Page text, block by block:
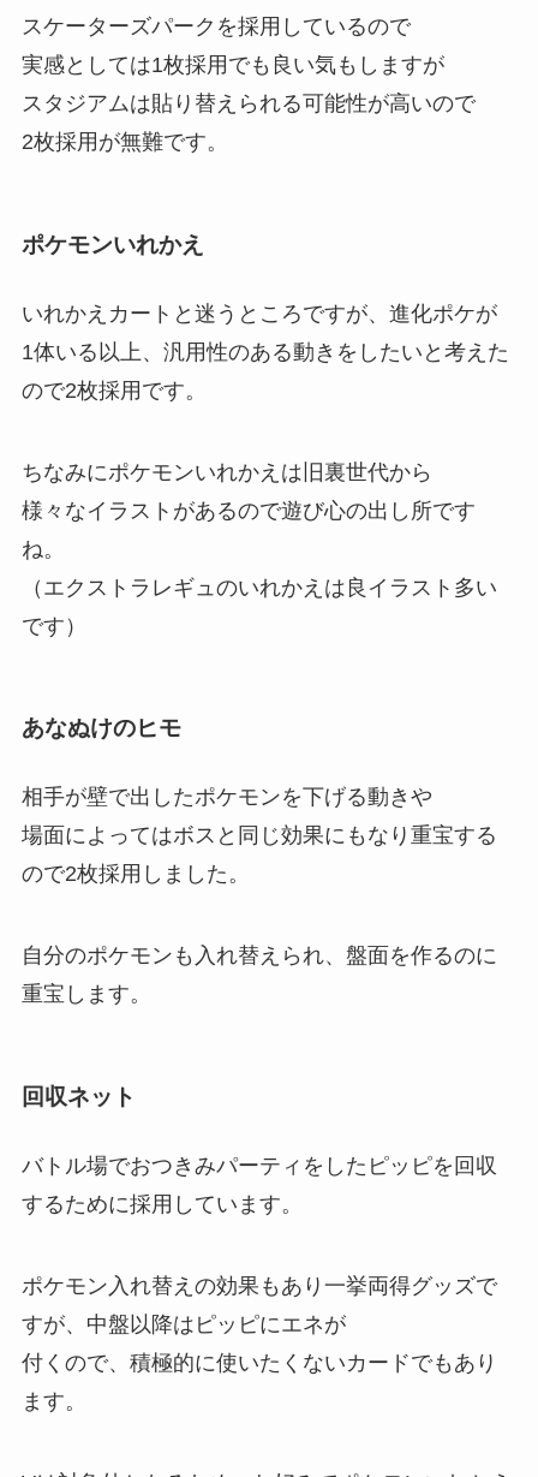
スケーターズパークを採用しているので
実感としては1枚採用でも良い気もしますが
スタジアムは貼り替えられる可能性が高いので
2枚採用が無難です。
ポケモンいれかえ
いれかえカートと迷うところですが、進化ポケが
1体いる以上、汎用性のある動きをしたいと考えた
ので2枚採用です。
ちなみにポケモンいれかえは旧裏世代から
様々なイラストがあるので遊び心の出し所です
ね。
（エクストラレギュのいれかえは良イラスト多い
です）
あなぬけのヒモ
相手が壁で出したポケモンを下げる動きや
場面によってはボスと同じ効果にもなり重宝する
ので2枚採用しました。
自分のポケモンも入れ替えられ、盤面を作るのに
重宝します。
回収ネット
バトル場でおつきみパーティをしたピッピを回収
するために採用しています。
ポケモン入れ替えの効果もあり一挙両得グッズで
すが、中盤以降はピッピにエネが
付くので、積極的に使いたくないカードでもあり
ます。